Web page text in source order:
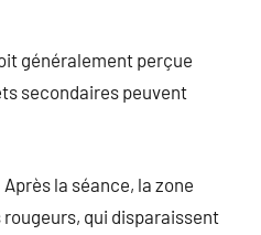
généralement perçue
secondaires peuvent
la séance, la zone
qui disparaissent